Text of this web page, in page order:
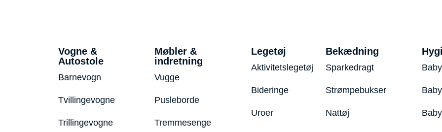
Vogne &
Autostole
Barnevogn
Tvillingevogne
Trillingevogne
Møbler &
indretning
Vugge
Pusleborde
Tremmesenge
Legetøj
Aktivitetslegetøj
Bideringe
Uroer
Bekædning
Sparkedragt
Strømpebukser
Nattøj